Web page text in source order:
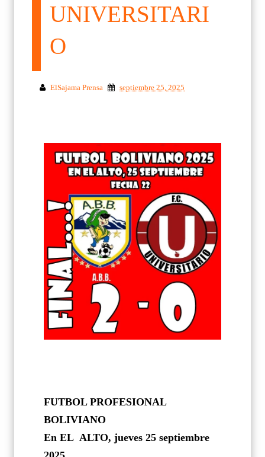
UNIVERSITARI
O
ElSajama Prensa septiembre 25, 2025
FUTBOL PROFESIONAL
BOLIVIANO
En EL ALTO, jueves 25 septiembre